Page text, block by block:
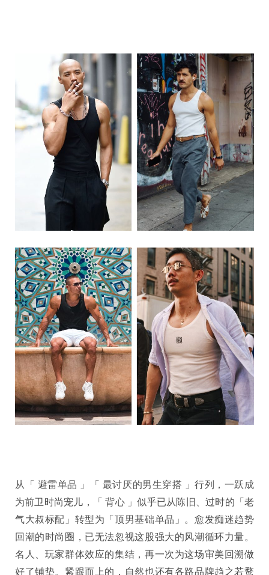
从「 避雷单品 」「 最讨厌的男生穿搭 」行列，一跃成
为前卫时尚宠儿，「 背心 」似乎已从陈旧、过时的「老
气大叔标配」转型为「顶男基础单品」。愈发痴迷趋势
回潮的时尚圈，已无法忽视这股强大的风潮循环力量。
名人、玩家群体效应的集结，再一次为这场审美回溯做
好了铺垫。紧跟而上的，自然也还有各路品牌趋之若鹜